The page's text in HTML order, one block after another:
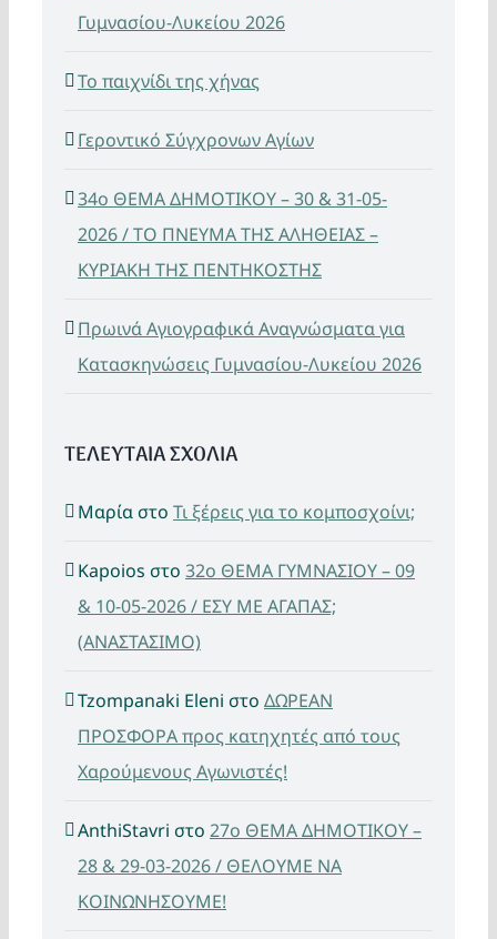
Γυμνασίου-Λυκείου 2026
Το παιχνίδι της χήνας
Γεροντικό Σύγχρονων Αγίων
34ο ΘΕΜΑ ΔΗΜΟΤΙΚΟΥ – 30 & 31-05-
2026 / ΤΟ ΠΝΕΥΜΑ ΤΗΣ ΑΛΗΘΕΙΑΣ –
ΚΥΡΙΑΚΗ ΤΗΣ ΠΕΝΤΗΚΟΣΤΗΣ
Πρωινά Αγιογραφικά Αναγνώσματα για
Κατασκηνώσεις Γυμνασίου-Λυκείου 2026
ΤΕΛΕΥΤΑΙΑ ΣΧΟΛΙΑ
Μαρία στο Τι ξέρεις για το κομποσχοίνι;
Kapoios στο 32ο ΘΕΜΑ ΓΥΜΝΑΣΙΟΥ – 09
& 10-05-2026 / ΕΣΥ ΜΕ ΑΓΑΠΑΣ;
(ΑΝΑΣΤΑΣΙΜΟ)
Tzompanaki Eleni στο ΔΩΡΕΑΝ
ΠΡΟΣΦΟΡΑ προς κατηχητές από τους
Χαρούμενους Αγωνιστές!
AnthiStavri στο 27ο ΘΕΜΑ ΔΗΜΟΤΙΚΟΥ –
28 & 29-03-2026 / ΘΕΛΟΥΜΕ ΝΑ
ΚΟΙΝΩΝΗΣΟΥΜΕ!